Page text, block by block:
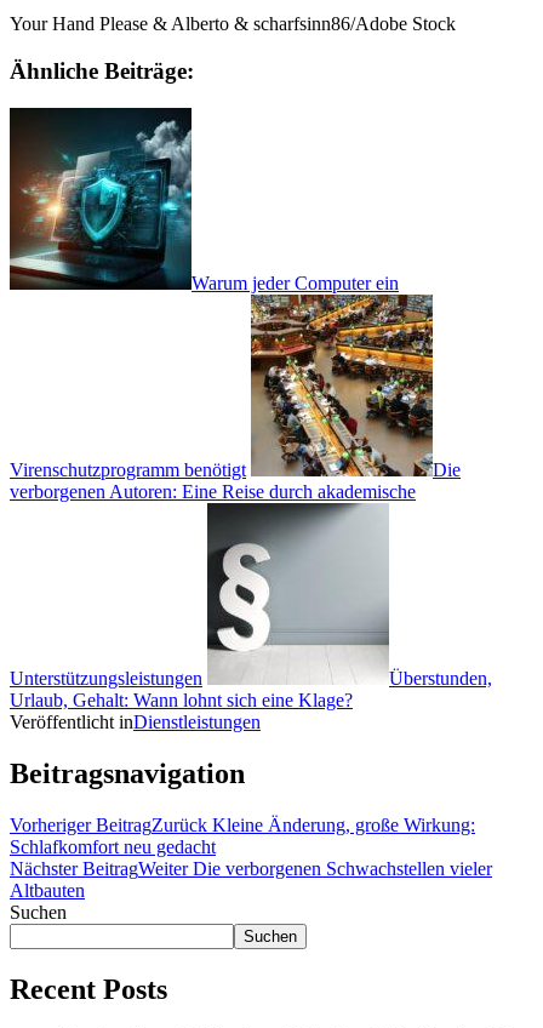
Your Hand Please & Alberto & scharfsinn86/Adobe Stock
Ähnliche Beiträge:
Warum jeder Computer ein
Virenschutzprogramm benötigt
Die
verborgenen Autoren: Eine Reise durch akademische
Unterstützungsleistungen
Überstunden,
Urlaub, Gehalt: Wann lohnt sich eine Klage?
Veröffentlicht inDienstleistungen
Beitragsnavigation
Vorheriger BeitragZurück Kleine Änderung, große Wirkung:
Schlafkomfort neu gedacht
Nächster BeitragWeiter Die verborgenen Schwachstellen vieler
Altbauten
Suchen
Suchen
Recent Posts